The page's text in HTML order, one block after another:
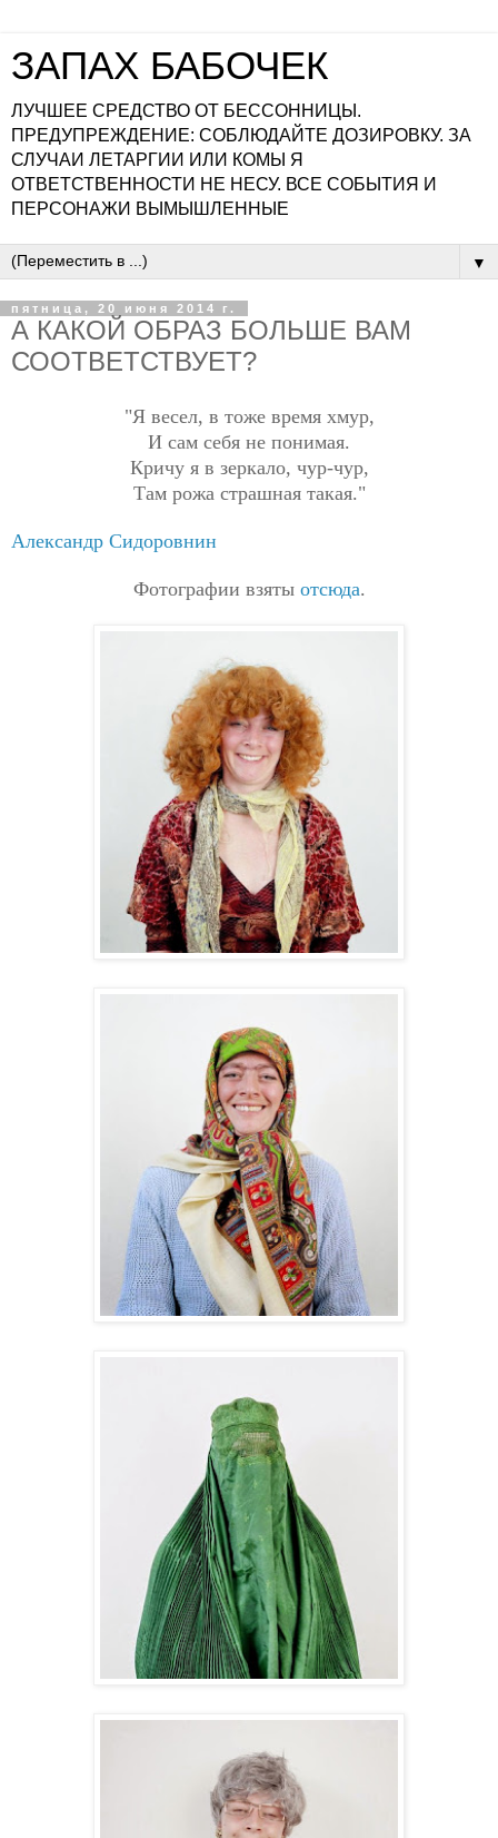
ЗАПАХ БАБОЧЕК
ЛУЧШЕЕ СРЕДСТВО ОТ БЕССОННИЦЫ.
ПРЕДУПРЕЖДЕНИЕ: СОБЛЮДАЙТЕ ДОЗИРОВКУ. ЗА
СЛУЧАИ ЛЕТАРГИИ ИЛИ КОМЫ Я
ОТВЕТСТВЕННОСТИ НЕ НЕСУ. ВСЕ СОБЫТИЯ И
ПЕРСОНАЖИ ВЫМЫШЛЕННЫЕ
▼
пятница, 20 июня 2014 г.
А КАКОЙ ОБРАЗ БОЛЬШЕ ВАМ
СООТВЕТСТВУЕТ?
"Я весел, в тоже время хмур,
И сам себя не понимая.
Кричу я в зеркало, чур-чур,
Там рожа страшная такая."
Александр Сидоровнин
Фотографии взяты отсюда.